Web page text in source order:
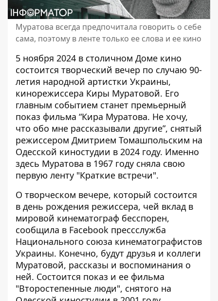
Муратова всегда предпочитала говорить о себе
сама, поэтому в ленте только ее слова и ее кино
5 ноября 2024 в столичном Доме кино
состоится творческий вечер по случаю 90-
летия народной артистки Украины,
кинорежиссера Киры Муратовой. Его
главным событием станет премьерный
показ фильма “Кира Муратова. Не хочу,
что обо мне рассказывали другие”, снятый
режиссером Дмитрием Томашпольским на
Одесской киностудии в 2024 году. Именно
здесь Муратова в 1967 году сняла свою
первую ленту "Краткие встречи".
О творческом вечере, который состоится
в день рождения режиссера, чей вклад в
мировой кинематограф бесспорен,
сообщила в Facebook прессслужба
Национального союза кинематографистов
Украины. Конечно, будут друзья и коллеги
Муратовой, рассказы и воспоминания о
ней. Состоится показ и ее фильма
"Второстепенные люди", снятого на